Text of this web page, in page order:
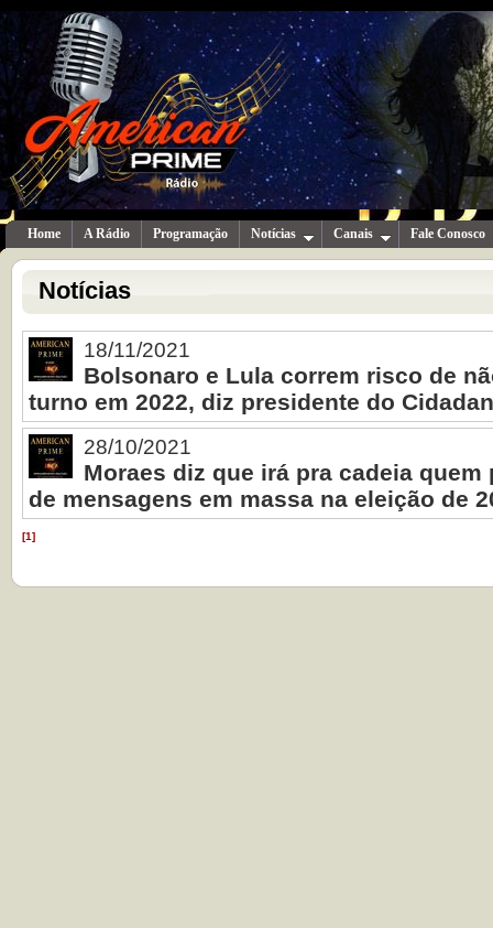
Home A Rádio Programação Notícias Canais Fale Conosco
Notícias
18/11/2021
Bolsonaro e Lula correm risco de
turno em 2022, diz presidente do
28/10/2021
Moraes diz que irá pra cadeia
de mensagens em massa na eleição de
[1]